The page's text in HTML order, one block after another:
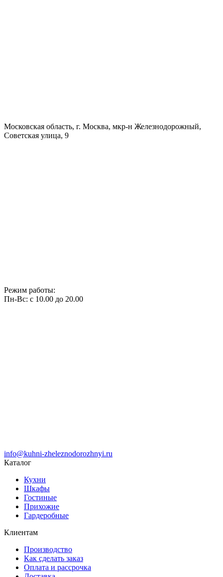
Московская область, г. Москва, мкр-н Железнодорожный,
Советская улица, 9
Режим работы:
Пн-Вс: с 10.00 до 20.00
info@kuhni-zheleznodorozhnyi.ru
Каталог
Кухни
Шкафы
Гостиные
Прихожие
Гардеробные
Клиентам
Производство
Как сделать заказ
Оплата и рассрочка